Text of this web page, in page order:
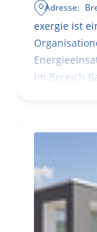
Adresse:
exergie ist
Im Bereich